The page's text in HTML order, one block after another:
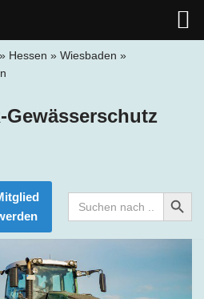
» Hessen » Wiesbaden »
Gewässerschutz
Search
for:
Search Button